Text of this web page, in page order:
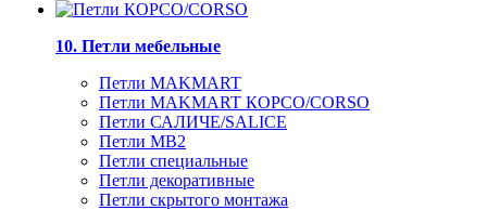
10. Петли мебельные
Петли MAKMART
Петли MAKMART КОРСО/CORSO
Петли САЛИЧЕ/SALICE
Петли MB2
Петли специальные
Петли декоративные
Петли скрытого монтажа